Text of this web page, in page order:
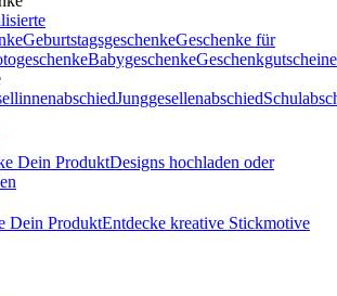
GeburtstagsgeschenkeGeschenke für
BabygeschenkeGeschenkgutscheine
Junggesellenabschied
Dein ProduktDesigns hochladen oder
Dein ProduktEntdecke kreative Stickmotive